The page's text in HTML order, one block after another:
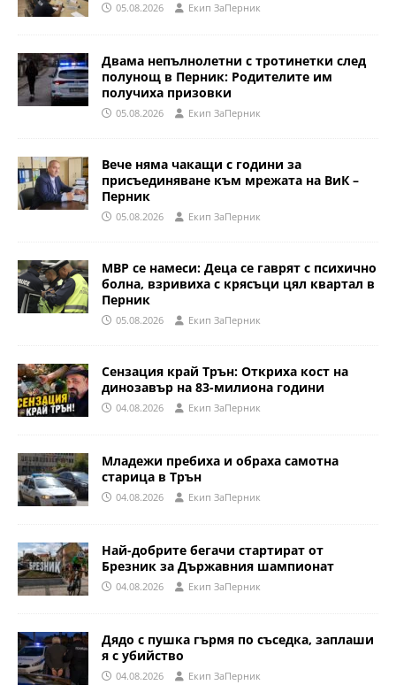
05.08.2026 Eкип ЗаПерник
Двама непълнолетни с тротинетки след
полунощ в Перник: Родителите им
получиха призовки
05.08.2026 Eкип ЗаПерник
Вече няма чакащи с години за
присъединяване към мрежата на ВиК –
Перник
05.08.2026 Eкип ЗаПерник
МВР се намеси: Деца се гаврят с психично
болна, взривиха с крясъци цял квартал в
Перник
05.08.2026 Eкип ЗаПерник
Сензация край Трън: Откриха кост на
динозавър на 83-милиона години
04.08.2026 Eкип ЗаПерник
Младежи пребиха и обраха самотна
старица в Трън
04.08.2026 Eкип ЗаПерник
Най-добрите бегачи стартират от
Брезник за Държавния шампионат
04.08.2026 Eкип ЗаПерник
Дядо с пушка гърмя по съседка, заплаши
я с убийство
04.08.2026 Eкип ЗаПерник